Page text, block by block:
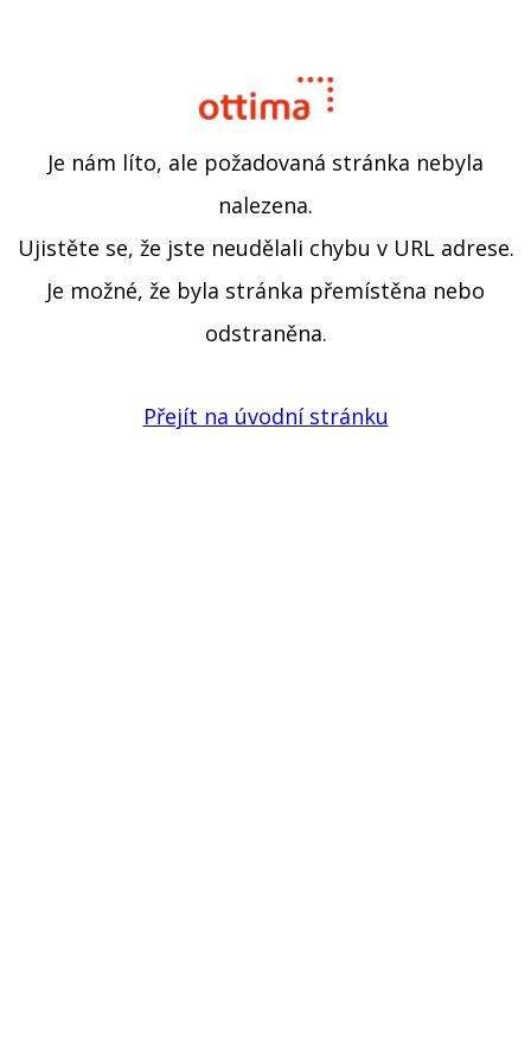
Je nám líto, ale požadovaná stránka nebyla
nalezena.
Ujistěte se, že jste neudělali chybu v URL adrese.
Je možné, že byla stránka přemístěna nebo
odstraněna.
Přejít na úvodní stránku